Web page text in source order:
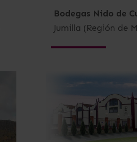
Bodegas Nido de
Jumilla (Región de